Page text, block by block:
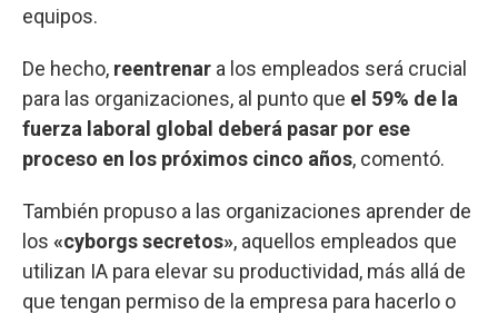
equipos.
De hecho, reentrenar a los empleados será crucial
para las organizaciones, al punto que el 59% de la
fuerza laboral global deberá pasar por ese
proceso en los próximos cinco años, comentó.
También propuso a las organizaciones aprender de
los «cyborgs secretos», aquellos empleados que
utilizan IA para elevar su productividad, más allá de
que tengan permiso de la empresa para hacerlo o